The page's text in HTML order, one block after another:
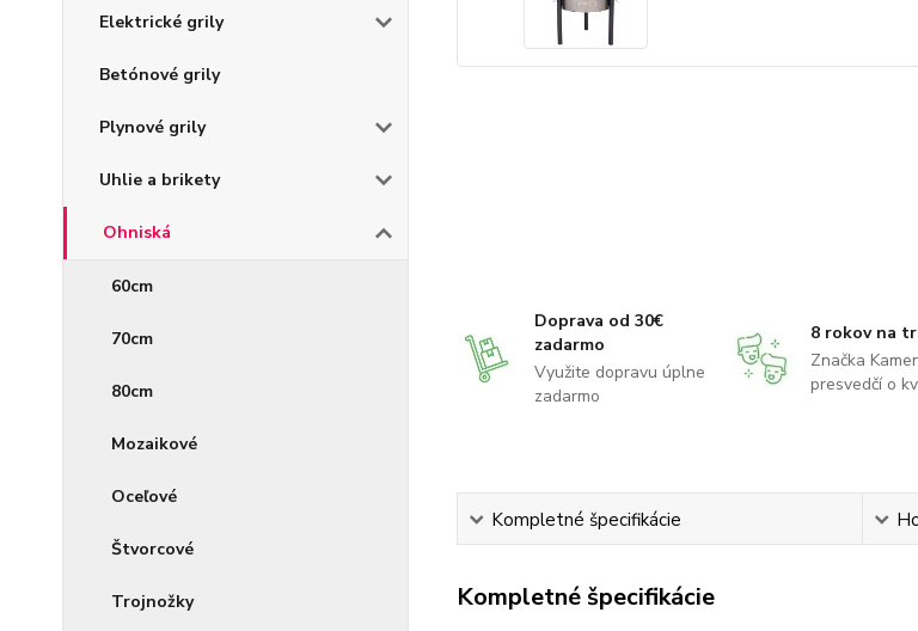
Elektrické grily
Betónové grily
Plynové grily
Uhlie a brikety
Ohniská
60cm
70cm
80cm
Mozaikové
Oceľové
Štvorcové
Trojnožky
Doprava od 30€
zadarmo
Využite dopravu úplne
zadarmo
8 rokov na
Značka
presvedčí o
Kompletné špecifikácie
Kompletné špecifikácie